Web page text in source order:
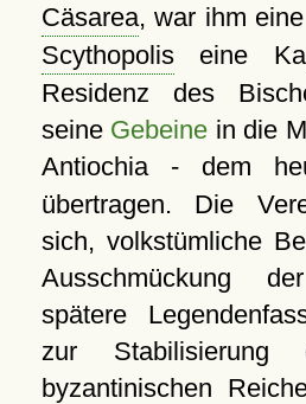
Cäsarea, war ihm
Scythopoliseine
Residenz des
seine Gebeine in die
Antiochia - dem
übertragen. Die
sich, volkstümliche
Ausschmückung
spätere
zur Stabilisierung
byzantinischen